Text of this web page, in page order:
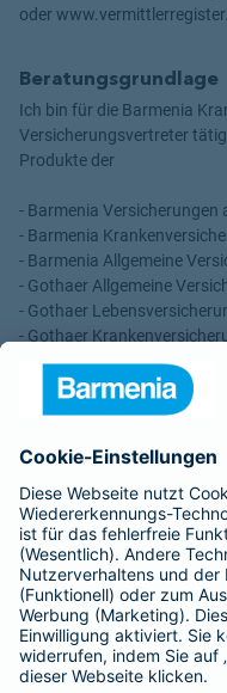
oder
Beratungsgrundlage
Ich bin für die Barmenia
Versicherungsvertreter
Produkte der
- Barmenia Versicherungen
- Barmenia
- Barmenia Allgemeine
- Gothaer Allgemeine
- Gothaer
- Gothaer
- ROLAND Rechtsschutz-
- ROLAND Schutzbrief-
Vergütungen, die in der zu
enthalten sind.
Schlichtungsstellen
Für Lebens- und
Verein
Postfach 080632, 10006
Für private